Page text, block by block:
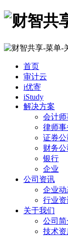
首页
审计云
i优寄
iStudy
解决方案
会计
律师
证券公
财务公
银行
企业
公司资讯
企业动
行业资
关于我们
公司简
技术资